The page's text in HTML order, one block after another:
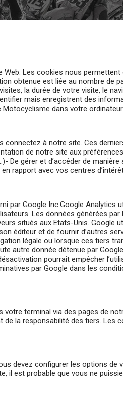
Web. Les cookies nous
obtenue est liée au nombre de
la durée de votre visite, le
mais enregistrent des
dans votre
à notre site. Ces
de notre site aux
De gérer et d’accéder de manière
rapport avec vos centres
par Google Inc.Google Analytics
Les données générées par
situés aux Etats-Unis. Google
éditeur et de fournir d’autres
légale ou lorsque ces tiers
autre donnée détenue par
pourrait empêcher
par Google dans les
terminal via des pages de
la responsabilité des tiers. Les
devez configurer les options de
il est probable que vous ne